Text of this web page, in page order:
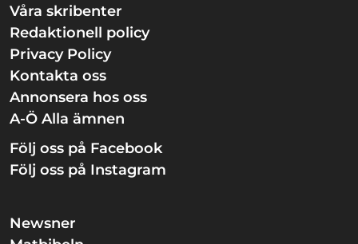
Våra skribenter
Redaktionell policy
Privacy Policy
Kontakta oss
Annonsera hos oss
A-Ö Alla ämnen
Följ oss på Facebook
Följ oss på Instagram
Newsner